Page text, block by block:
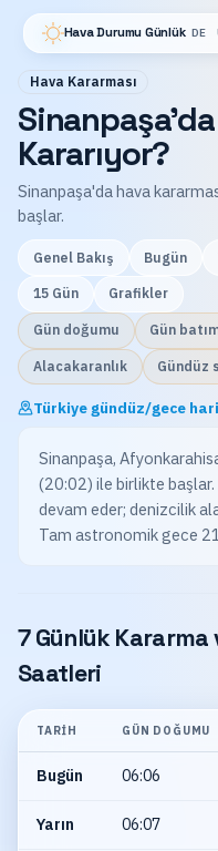
Hava Durumu Günlük DE
Hava Kararması
Kararıyor?
Sinanpaşa'da hava
başlar.
Genel Bakış Bugün
15 Gün Grafikler
Gün doğumu Gün
Alacakaranlık Gündüz
Türkiye gündüz/gece
Sinanpaşa,
(20:02) ile birlikte
devam eder; denizcilik
Tam astronomik gece
7 Günlük Kararma
Saatleri
TARIH GÜN DOĞUMU
Bugün 06:06
Yarın 06:07